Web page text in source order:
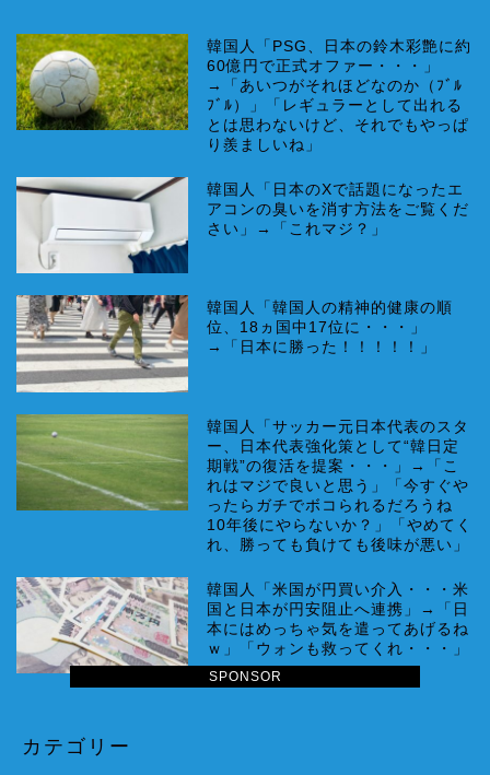
SPONSOR
韓国人「PSG、日本の鈴木彩艶に約
60億円で正式オファー・・・」
→「あいつがそれほどなのか（ﾌﾞﾙ
ﾌﾞﾙ）」「レギュラーとして出れる
とは思わないけど、それでもやっぱ
り羨ましいね」
韓国人「日本のXで話題になったエ
アコンの臭いを消す方法をご覧くだ
さい」→「これマジ？」
韓国人「韓国人の精神的健康の順
位、18ヵ国中17位に・・・」
→「日本に勝った！！！！！」
韓国人「サッカー元日本代表のスタ
ー、日本代表強化策として“韓日定
期戦”の復活を提案・・・」→「こ
れはマジで良いと思う」「今すぐや
ったらガチでボコられるだろうね
10年後にやらないか？」「やめてく
れ、勝っても負けても後味が悪い」
韓国人「米国が円買い介入・・・米
国と日本が円安阻止へ連携」→「日
本にはめっちゃ気を遣ってあげるね
ｗ」「ウォンも救ってくれ・・・」
カテゴリー